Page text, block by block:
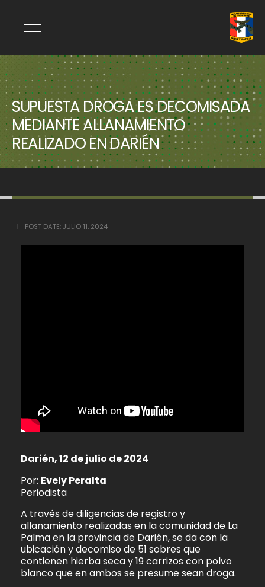
SUPUESTA DROGA ES DECOMISADA
MEDIANTE ALLANAMIENTO
REALIZADO EN DARIÉN
POST DATE:JULIO 11, 2024
Darién, 12 de julio de 2024
Por: Evely Peralta
Periodista
A través de diligencias de registro y
allanamiento realizadas en la comunidad de La
Palma en la provincia de Darién, se da con la
ubicación y decomiso de 51 sobres que
contienen hierba seca y 19 carrizos con polvo
blanco que en ambos se presume sean droga.